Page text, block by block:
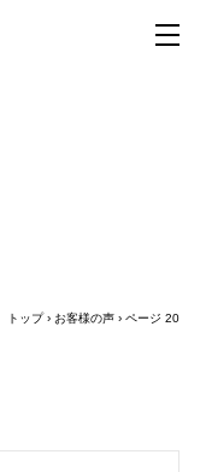
トップ› お客様の声› ページ 20